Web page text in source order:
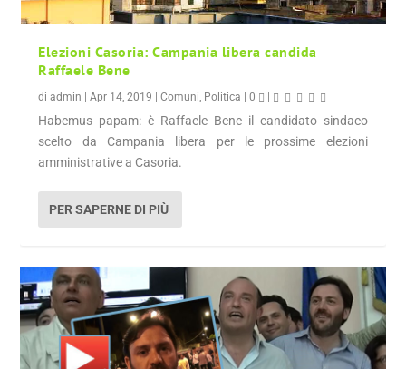
Elezioni Casoria: Campania libera candida
Raffaele Bene
diadmin |Apr 14, 2019 |Comuni, Politica |0
Habemus papam: è Raffaele Bene il candidato sindaco
scelto da Campania libera per le prossime elezioni
amministrative a Casoria.
PER SAPERNE DI PIÙ